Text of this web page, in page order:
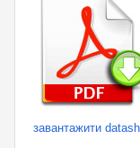
завантажити